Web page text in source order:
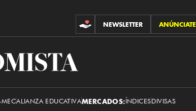
CONTRIBUCIONES
NEWSLETTER ANÚNCIATE
MECALIANZA EDUCATIVAMERCADOS:ÍNDICESDIVISAS